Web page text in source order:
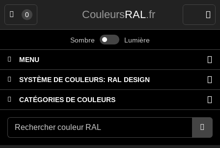
CouleursRAL.fr
Sombre Lumière
MENU
SYSTÈME DE COULEURS: RAL DESIGN
CATÉGORIES DE COULEURS
0